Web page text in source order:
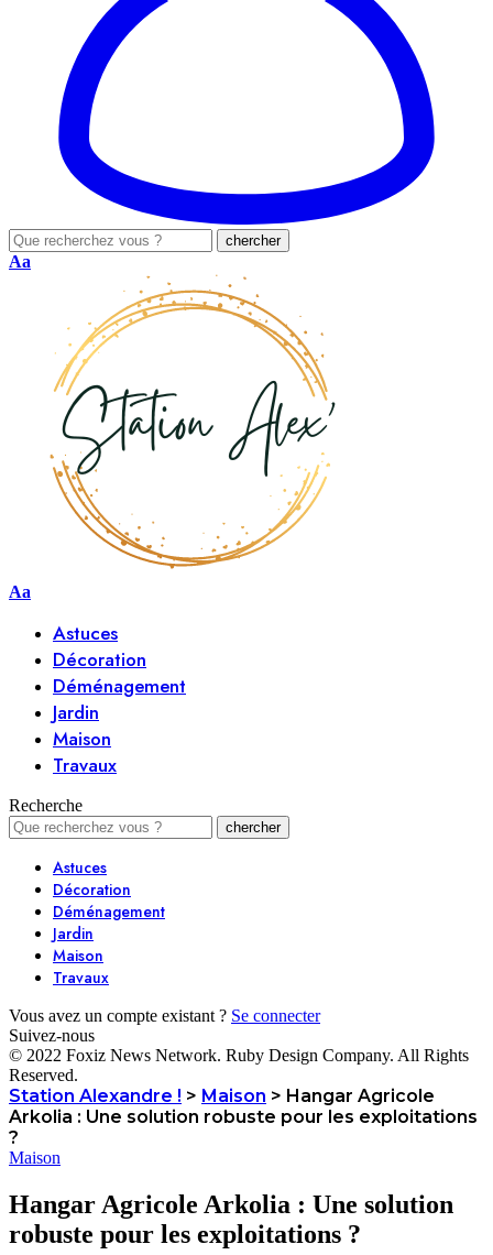
Aa
Aa
Astuces
Décoration
Déménagement
Jardin
Maison
Travaux
Recherche
Astuces
Décoration
Déménagement
Jardin
Maison
Travaux
Vous avez un compte existant ? Se connecter
Suivez-nous
© 2022 Foxiz News Network. Ruby Design Company. All Rights
Reserved.
Station Alexandre ! > Maison > Hangar Agricole
Arkolia : Une solution robuste pour les exploitations
?
Maison
Hangar Agricole Arkolia : Une solution
robuste pour les exploitations ?